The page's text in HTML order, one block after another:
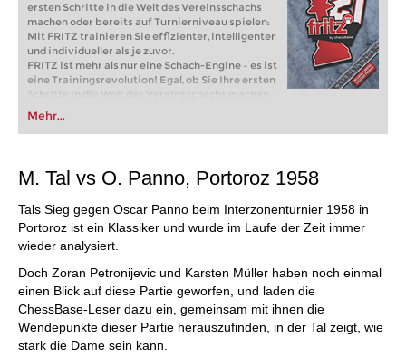
ersten Schritte in die Welt des Vereinsschachs
machen oder bereits auf Turnierniveau spielen:
Mit FRITZ trainieren Sie effizienter, intelligenter
und individueller als je zuvor.
FRITZ ist mehr als nur eine Schach-Engine – es ist
eine Trainingsrevolution! Egal, ob Sie Ihre ersten
Schritte in die Welt des Vereinsschachs machen
oder bereits auf Turnierniveau spielen: Mit
FRITZ trainieren Sie effizienter, intelligenter und
individueller als je zuvor.
Mehr...
M. Tal vs O. Panno, Portoroz 1958
Tals Sieg gegen Oscar Panno beim Interzonenturnier 1958 in
Portoroz ist ein Klassiker und wurde im Laufe der Zeit immer
wieder analysiert.
Doch Zoran Petronijevic und Karsten Müller haben noch einmal
einen Blick auf diese Partie geworfen, und laden die
ChessBase-Leser dazu ein, gemeinsam mit ihnen die
Wendepunkte dieser Partie herauszufinden, in der Tal zeigt, wie
stark die Dame sein kann.